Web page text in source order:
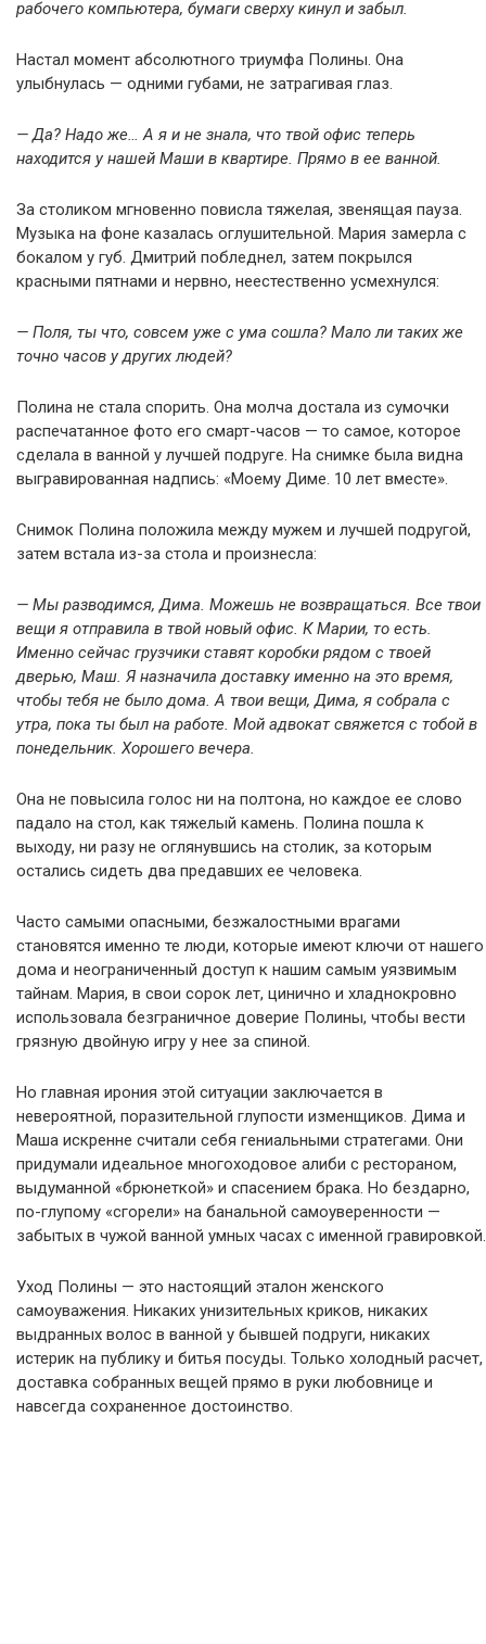
рабочего компьютера, бумаги сверху кинул и забыл.
Настал момент абсолютного триумфа Полины. Она
улыбнулась — одними губами, не затрагивая глаз.
— Да? Надо же… А я и не знала, что твой офис теперь
находится у нашей Маши в квартире. Прямо в ее ванной.
За столиком мгновенно повисла тяжелая, звенящая пауза.
Музыка на фоне казалась оглушительной. Мария замерла с
бокалом у губ. Дмитрий побледнел, затем покрылся
красными пятнами и нервно, неестественно усмехнулся:
— Поля, ты что, совсем уже с ума сошла? Мало ли таких же
точно часов у других людей?
Полина не стала спорить. Она молча достала из сумочки
распечатанное фото его смарт-часов — то самое, которое
сделала в ванной у лучшей подруге. На снимке была видна
выгравированная надпись: «Моему Диме. 10 лет вместе».
Снимок Полина положила между мужем и лучшей подругой,
затем встала из-за стола и произнесла:
— Мы разводимся, Дима. Можешь не возвращаться. Все твои
вещи я отправила в твой новый офис. К Марии, то есть.
Именно сейчас грузчики ставят коробки рядом с твоей
дверью, Маш. Я назначила доставку именно на это время,
чтобы тебя не было дома. А твои вещи, Дима, я собрала с
утра, пока ты был на работе. Мой адвокат свяжется с тобой в
понедельник. Хорошего вечера.
Она не повысила голос ни на полтона, но каждое ее слово
падало на стол, как тяжелый камень. Полина пошла к
выходу, ни разу не оглянувшись на столик, за которым
остались сидеть два предавших ее человека.
Часто самыми опасными, безжалостными врагами
становятся именно те люди, которые имеют ключи от нашего
дома и неограниченный доступ к нашим самым уязвимым
тайнам. Мария, в свои сорок лет, цинично и хладнокровно
использовала безграничное доверие Полины, чтобы вести
грязную двойную игру у нее за спиной.
Но главная ирония этой ситуации заключается в
невероятной, поразительной глупости изменщиков. Дима и
Маша искренне считали себя гениальными стратегами. Они
придумали идеальное многоходовое алиби с рестораном,
выдуманной «брюнеткой» и спасением брака. Но бездарно,
по-глупому «сгорели» на банальной самоуверенности —
забытых в чужой ванной умных часах с именной гравировкой.
Уход Полины — это настоящий эталон женского
самоуважения. Никаких унизительных криков, никаких
выдранных волос в ванной у бывшей подруги, никаких
истерик на публику и битья посуды. Только холодный расчет,
доставка собранных вещей прямо в руки любовнице и
навсегда сохраненное достоинство.